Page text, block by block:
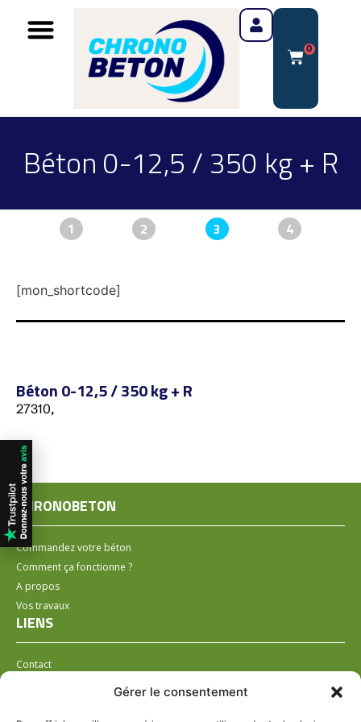
Gérer le consentement
0
Béton 0-12,5 / 350 kg + R
1 2 3 4
[mon_shortcode]
Béton 0-12,5 / 350 kg + R
27310,
CHRONOBETON
Commandez votre béton
Comment ça fonctionne ?
A propos
Vos travaux
LIENS
Contact